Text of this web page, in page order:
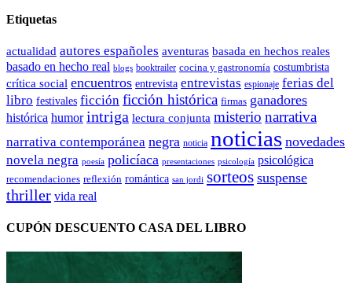
Etiquetas
actualidad autores españoles aventuras basada en hechos reales
basado en hecho real blogs booktrailer cocina y gastronomía costumbrista
crítica social encuentros entrevista entrevistas espionaje ferias del
libro festivales ficción ficción histórica firmas ganadores
histórica humor intriga lectura conjunta misterio narrativa
narrativa contemporánea negra noticia noticias novedades
novela negra poesía policíaca presentaciones psicología psicológica
recomendaciones reflexión romántica san jordi sorteos suspense
thriller vida real
CUPÓN DESCUENTO CASA DEL LIBRO